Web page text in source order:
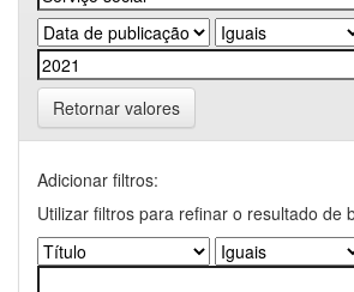
Retornar valores
Adicionar filtros:
Utilizar filtros para refinar o resultado de